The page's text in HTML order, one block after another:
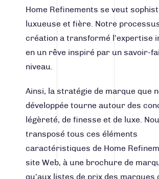
Home Refinements se veut
luxueuse et fière. Notre
création a transformé l’expertise
en un rêve inspiré par un savoir-
niveau.
Ainsi, la stratégie de marque que
développée tourne autour des
légèreté, de finesse et de luxe.
transposé tous ces éléments
caractéristiques de Home
site Web, à une brochure de
qu’aux listes de prix des marques